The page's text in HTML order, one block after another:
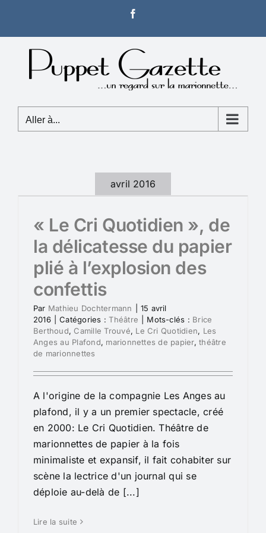
contenu
Aller à...
avril 2016
« Le Cri Quotidien », de
la délicatesse du papier
plié à l’explosion des
confettis
Par Mathieu Dochtermann
15 avril
2016
Catégories :Théâtre Mots-clés : Brice
Berthoud, Camille Trouvé, Le Cri Quotidien, Les
Anges au Plafond, marionnettes de papier,théâtre
de marionnettes
A l'origine de la compagnie Les Anges au
plafond, il y a un premier spectacle, créé
en 2000: Le Cri Quotidien. Théâtre de
marionnettes de papier à la fois
minimaliste et expansif, il fait cohabiter sur
scène la lectrice d'un journal qui se
déploie au-delà de [...]
Lire la suite